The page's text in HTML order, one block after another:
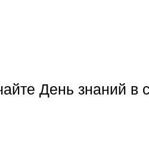
День знаний в